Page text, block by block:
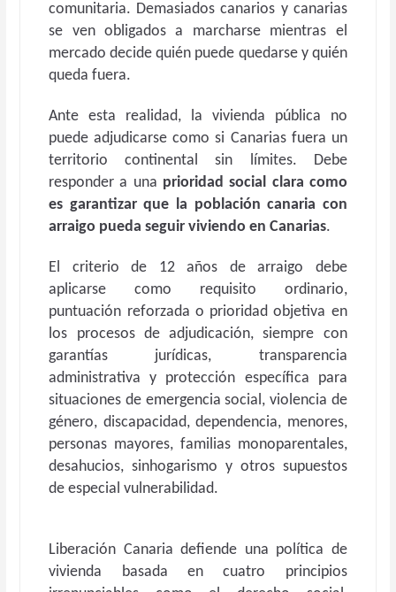
comunitaria. Demasiados canarios y canarias
se ven obligados a marcharse mientras el
mercado decide quién puede quedarse y quién
queda fuera.
Ante esta realidad, la vivienda pública no
puede adjudicarse como si Canarias fuera un
territorio continental sin límites. Debe
responder a una prioridad social clara como
es garantizar que la población canaria con
arraigo pueda seguir viviendo en Canarias.
El criterio de 12 años de arraigo debe
aplicarse como requisito ordinario,
puntuación reforzada o prioridad objetiva en
los procesos de adjudicación, siempre con
garantías jurídicas, transparencia
administrativa y protección específica para
situaciones de emergencia social, violencia de
género, discapacidad, dependencia, menores,
personas mayores, familias monoparentales,
desahucios, sinhogarismo y otros supuestos
de especial vulnerabilidad.
Liberación Canaria defiende una política de
vivienda basada en cuatro principios